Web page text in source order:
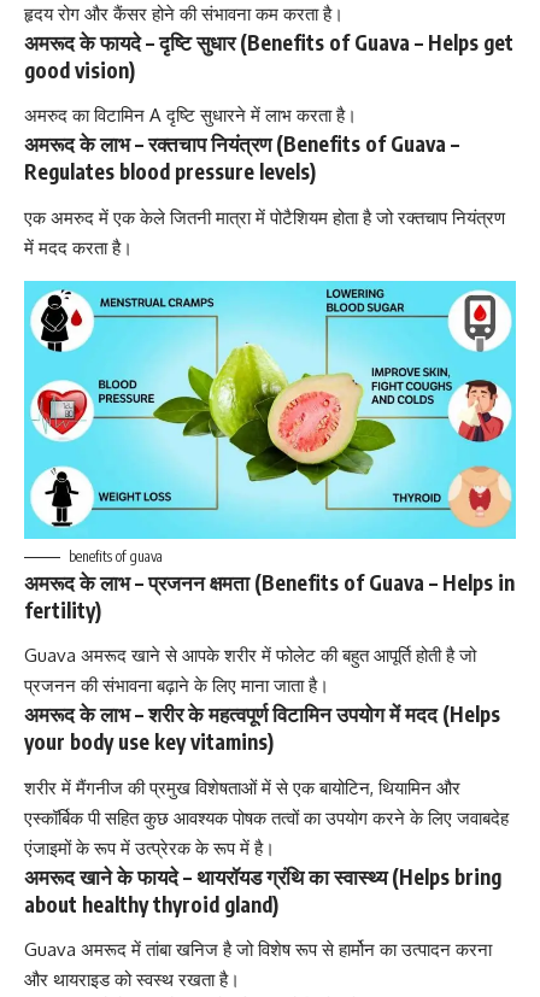
हृदय रोग औरकैंसर होने की संभावना कम करता है।
अमरूद के फायदे – दृष्टि सुधार (Benefits of Guava – Helps get
good vision)
अमरुद का विटामिन A दृष्टि सुधारने में लाभ करता है।
अमरूद के लाभ – रक्तचाप नियंत्रण (Benefits of Guava –
Regulates blood pressure levels)
एक अमरुद में एक केले जितनी मात्रा में पोटैशियम होता है जोरक्तचाप नियंत्रण
में मदद करता है।
benefits of guava
अमरूद के लाभ – प्रजनन क्षमता (Benefits of Guava – Helps in
fertility)
Guava अमरूद खाने से आपके शरीर में फोलेट की बहुत आपूर्ति होती है जो
प्रजनन की संभावना बढ़ाने के लिए माना जाता है।
अमरूद के लाभ – शरीर के महत्वपूर्ण विटामिन उपयोग में मदद (Helps
your body use key vitamins)
शरीर में मैंगनीज की प्रमुख विशेषताओं में से एक बायोटिन, थियामिन और
एस्कॉर्बिक पी सहित कुछ आवश्यकपोषक तत्वों का उपयोग करने के लिएजवाबदेह
एंजाइमों के रूप में उत्प्रेरक के रूप में है।
अमरूद खाने के फायदे – थायरॉयड ग्रंथि का स्वास्थ्य (Helps bring
about healthythyroid gland)
Guava अमरूद में तांबा खनिज है जो विशेष रूप से हार्मोन का उत्पादन करना
और थायराइडको स्वस्थ रखता है।